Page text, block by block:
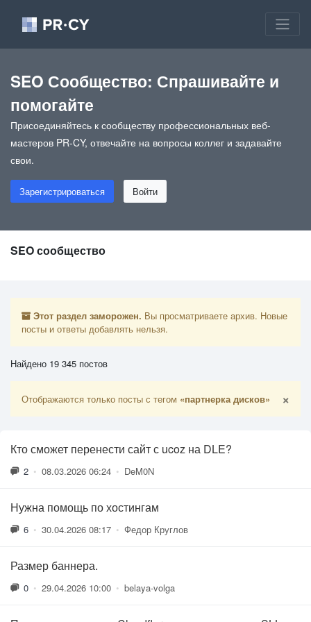
SEO Сообщество: Спрашивайте и
помогайте
Присоединяйтесь к сообществу профессиональных веб-
мастеров PR-CY, отвечайте на вопросы коллег и задавайте
свои.
Зарегистрироваться Войти
SEO сообщество
Этот раздел заморожен. Вы просматриваете архив. Новые
посты и ответы добавлять нельзя.
Найдено 19 345 постов
Отображаются только посты с тегом «партнерка дисков» ×
Кто сможет перенести сайт с ucoz на DLE?
2 • 08.03.2026 06:24 • DeM0N
Нужна помощь по хостингам
6 • 30.04.2026 08:17 • Федор Круглов
Размер баннера.
0 • 29.04.2026 10:00 • belaya-volga